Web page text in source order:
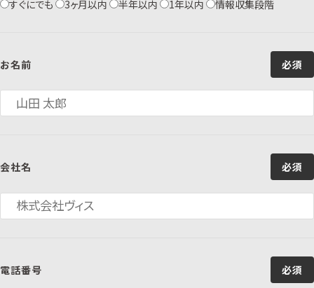
すぐにでも 3ヶ月以内 半年以内 1年以内 情報収集段階
お名前 必須
会社名 必須
電話番号 必須